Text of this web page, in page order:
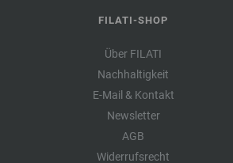
FILATI-SHOP
Über FILATI
Nachhaltigkeit
E-Mail & Kontakt
Newsletter
AGB
Widerrufsrecht